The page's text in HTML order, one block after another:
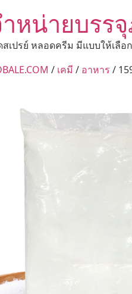
หน่ายบรร
เปรย์ หลอดครีม มีแบบให้เลือ
/ เคมี / อาหาร /